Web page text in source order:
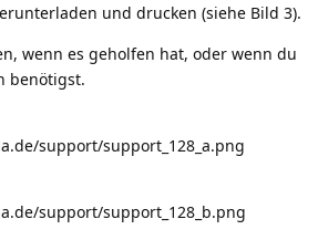
und drucken (siehe Bild 3).
wenn es geholfen hat, oder wenn du
benötigst.